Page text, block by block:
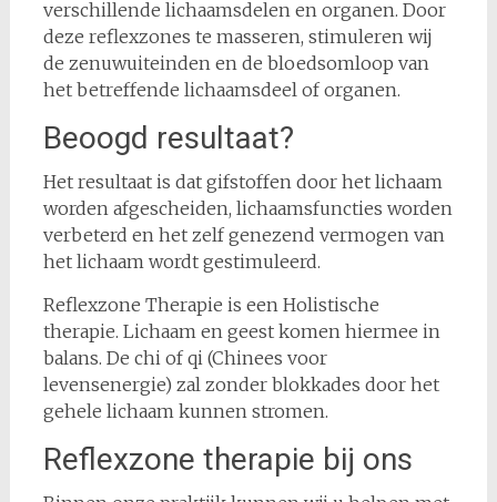
verschillende lichaamsdelen en organen. Door
deze reflexzones te masseren, stimuleren wij
de zenuwuiteinden en de bloedsomloop van
het betreffende lichaamsdeel of organen.
Beoogd resultaat?
Het resultaat is dat gifstoffen door het lichaam
worden afgescheiden, lichaamsfuncties worden
verbeterd en het zelf genezend vermogen van
het lichaam wordt gestimuleerd.
Reflexzone Therapie is een Holistische
therapie. Lichaam en geest komen hiermee in
balans. De chi of qi (Chinees voor
levensenergie) zal zonder blokkades door het
gehele lichaam kunnen stromen.
Reflexzone therapie bij ons